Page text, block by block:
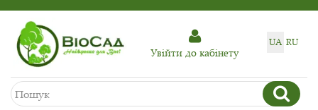
UA RU
Увiйти до кабiнету